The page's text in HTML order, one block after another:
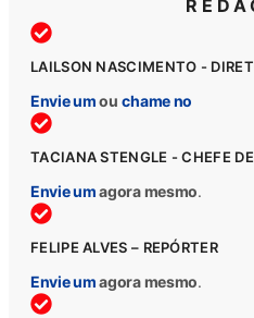
LAILSON NASCIMENTO -
Envie umou chame no
TACIANA STENGLE - CHEFE
Envie umagora mesmo.
FELIPE ALVES – REPÓRTER
Envie umagora mesmo.